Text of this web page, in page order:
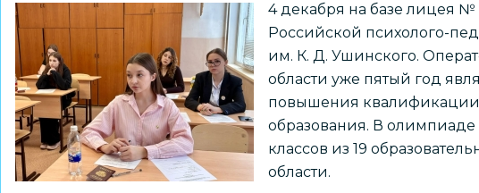
4 декабря на базе лицея
Российской психолого-
им. К. Д. Ушинского.
области уже пятый год
повышения квалификации
образования. В олимпиаде
классов из 19
области.